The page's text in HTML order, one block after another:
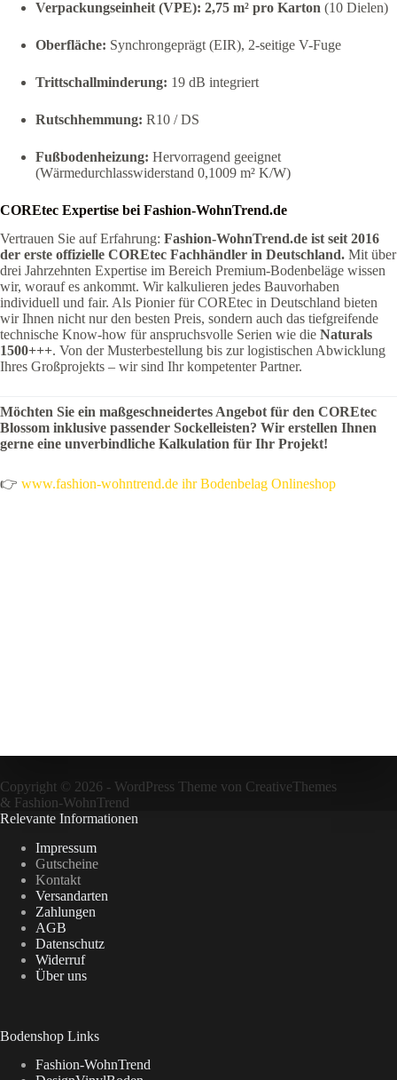
Verpackungseinheit (VPE): 2,75 m² pro Karton (10 Dielen)
Oberfläche: Synchrongeprägt (EIR), 2-seitige V-Fuge
Trittschallminderung: 19 dB integriert
Rutschhemmung: R10 / DS
Fußbodenheizung: Hervorragend geeignet
(Wärmedurchlasswiderstand 0,1009 m² K/W)
COREtec Expertise bei Fashion-WohnTrend.de
Vertrauen Sie auf Erfahrung: Fashion-WohnTrend.de ist seit 2016
der erste offizielle COREtec Fachhändler in Deutschland. Mit über
drei Jahrzehnten Expertise im Bereich Premium-Bodenbeläge wissen
wir, worauf es ankommt. Wir kalkulieren jedes Bauvorhaben
individuell und fair. Als Pionier für COREtec in Deutschland bieten
wir Ihnen nicht nur den besten Preis, sondern auch das tiefgreifende
technische Know-how für anspruchsvolle Serien wie die Naturals
1500+++. Von der Musterbestellung bis zur logistischen Abwicklung
Ihres Großprojekts – wir sind Ihr kompetenter Partner.
Möchten Sie ein maßgeschneidertes Angebot für den COREtec
Blossom inklusive passender Sockelleisten? Wir erstellen Ihnen
gerne eine unverbindliche Kalkulation für Ihr Projekt!
👉 www.fashion-wohntrend.de ihr Bodenbelag Onlineshop
Copyright © 2026 - WordPress Theme von CreativeThemes
& Fashion-WohnTrend
Relevante Informationen
Impressum
Gutscheine
Kontakt
Versandarten
Zahlungen
AGB
Datenschutz
Widerruf
Über uns
Bodenshop Links
Fashion-WohnTrend